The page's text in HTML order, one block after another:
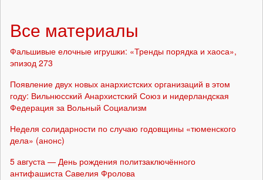
Все материалы
Фальшивые елочные игрушки: «Тренды порядка и хаоса»,
эпизод 273
Появление двух новых анархистских организаций в этом
году: Вильнюсский Анархистский Союз и нидерландская
Федерация за Вольный Социализм
Неделя солидарности по случаю годовщины «тюменского
дела» (анонс)
5 августа — День рождения политзаключённого
антифашиста Савелия Фролова